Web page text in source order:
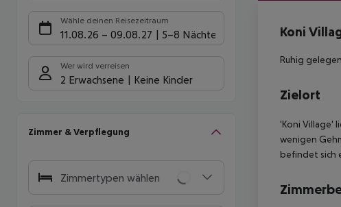
Wähle deinen Reisezeitraum
11.08.26 – 09.08.27 5-8 Nächte
Wer wird verreisen
2 Erwachsene Keine Kinder
Zimmer & Verpflegung
Zimmertypen wählen
Koni
Ruhig
Zielort
'Koni Village'
wenigen
befindet sich